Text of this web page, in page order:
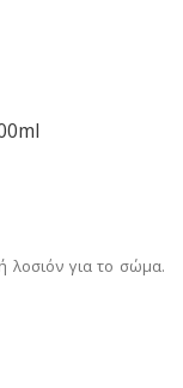
λοσιόν για το σώμα.